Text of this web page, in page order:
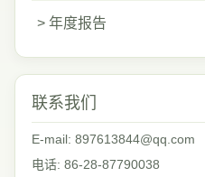
> 年度报告
联系我们
E-mail: 897613844@qq.com
电话: 86-28-87790038